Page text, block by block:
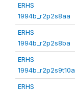
ERHS
1994b_r2p2s8aa
ERHS
1994b_r2p2s8ba
ERHS
1994b_r2p2s9t10a
ERHS